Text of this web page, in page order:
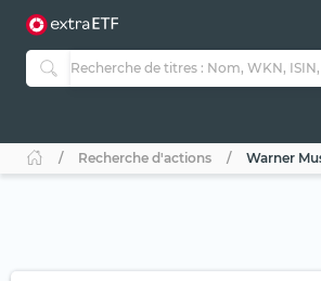
Recherche d'actions Warner